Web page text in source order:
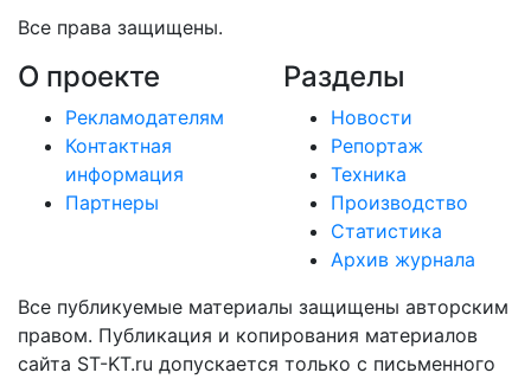
Все права защищены.
О проекте
Рекламодателям
Контактная
информация
Партнеры
Разделы
Новости
Репортаж
Техника
Производство
Статистика
Архив журнала
Все публикуемые материалы защищены авторским
правом. Публикация и копирования материалов
сайта ST-KT.ru допускается только с письменного